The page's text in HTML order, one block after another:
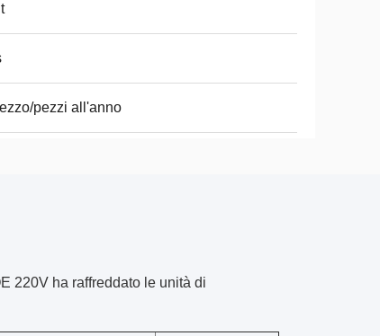
pezzi all'anno
220V ha raffreddato le unità di